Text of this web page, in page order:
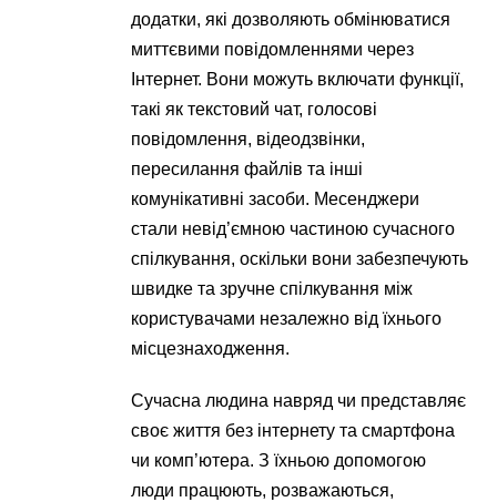
додатки, які дозволяють обмінюватися
миттєвими повідомленнями через
Інтернет. Вони можуть включати функції,
такі як текстовий чат, голосові
повідомлення, відеодзвінки,
пересилання файлів та інші
комунікативні засоби. Месенджери
стали невід’ємною частиною сучасного
спілкування, оскільки вони забезпечують
швидке та зручне спілкування між
користувачами незалежно від їхнього
місцезнаходження.
Сучасна людина навряд чи представляє
своє життя без інтернету та смартфона
чи комп’ютера. З їхньою допомогою
люди працюють, розважаються,